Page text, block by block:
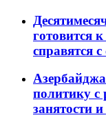
готовится
справятся
политику с
занятости